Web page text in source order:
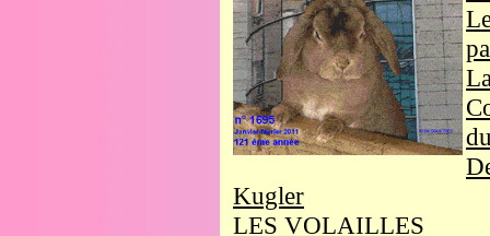
Kugler
LES VOLAILLES